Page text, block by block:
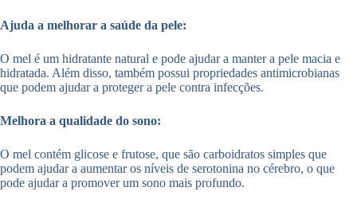
Ajuda a melhorar a saúde da pele:
O mel é um hidratante natural e pode ajudar a manter a pele macia e
hidratada. Além disso, também possui propriedades antimicrobianas
que podem ajudar a proteger a pele contra infecções.
Melhora a qualidade do sono:
O mel contém glicose e frutose, que são carboidratos simples que
podem ajudar a aumentar os níveis de serotonina no cérebro, o que
pode ajudar a promover um sono mais profundo.